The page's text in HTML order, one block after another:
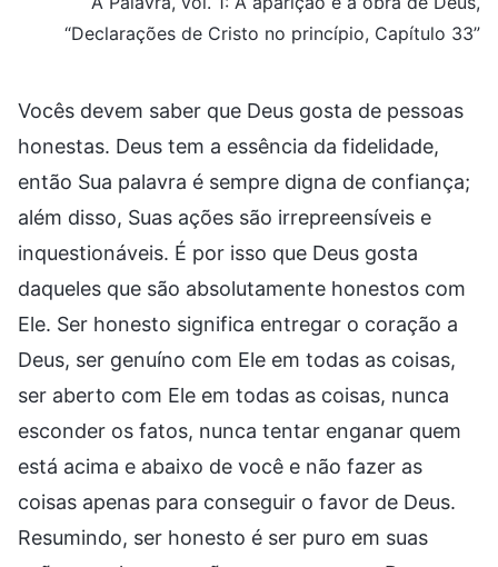
“Declarações de Cristo no princípio, Capítulo 33”
Vocês devem saber que Deus gosta de pessoas
honestas. Deus tem a essência da fidelidade,
então Sua palavra é sempre digna de confiança;
além disso, Suas ações são irrepreensíveis e
inquestionáveis. É por isso que Deus gosta
daqueles que são absolutamente honestos com
Ele. Ser honesto significa entregar o coração a
Deus, ser genuíno com Ele em todas as coisas,
ser aberto com Ele em todas as coisas, nunca
esconder os fatos, nunca tentar enganar quem
está acima e abaixo de você e não fazer as
coisas apenas para conseguir o favor de Deus.
Resumindo, ser honesto é ser puro em suas